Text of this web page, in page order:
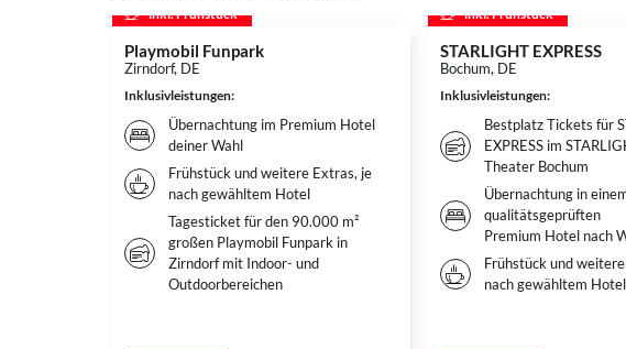
inkl. Frühstück
Playmobil Funpark
Zirndorf, DE
Inklusivleistungen:
Übernachtung im Premium Hotel
deiner Wahl
Frühstück und weitere Extras, je
nach gewähltem Hotel
Tagesticket für den 90.000 m²
großen Playmobil Funpark in
Zirndorf mit Indoor- und
Outdoorbereichen
inkl. Frühstück
STARLIGHT EXPRESS
Bochum, DE
Inklusivleistungen:
Bestplatz Tickets für
EXPRESS im
Theater Bochum
Übernachtung in
qualitätsgeprüften
Premium Hotel nach
Frühstück und
nach gewähltem Hotel